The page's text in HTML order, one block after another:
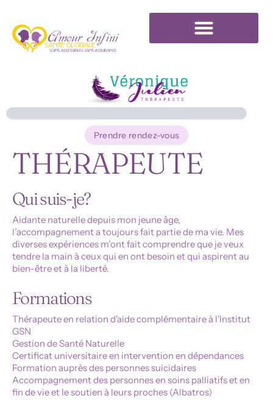
Prendre rendez-vous
THÉRAPEUTE
Qui suis-je?
Aidante naturelle depuis mon jeune âge,
l’accompagnement a toujours fait partie de ma vie. Mes
diverses expériences m’ont fait comprendre que je veux
tendre la main à ceux qui en ont besoin et qui aspirent au
bien-être et à la liberté.
Formations
Thérapeute en relation d'aide complémentaire à l'Institut
GSN
Gestion de Santé Naturelle
Certificat universitaire en intervention en dépendances
Formation auprès des personnes suicidaires
Accompagnement des personnes en soins palliatifs et en
fin de vie et le soutien à leurs proches (Albatros)